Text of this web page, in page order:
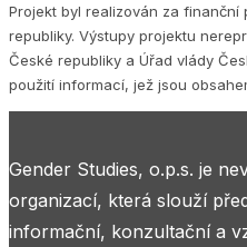
Projekt byl realizován za finanční
republiky. Výstupy projektu
České republiky a Úřad vlády
použití informací, jež jsou
Gender Studies, o.p.s. je
organizací, která slouží
informační, konzultační a